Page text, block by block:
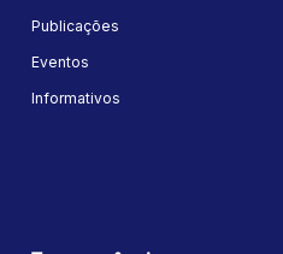
Publicações
Eventos
Informativos